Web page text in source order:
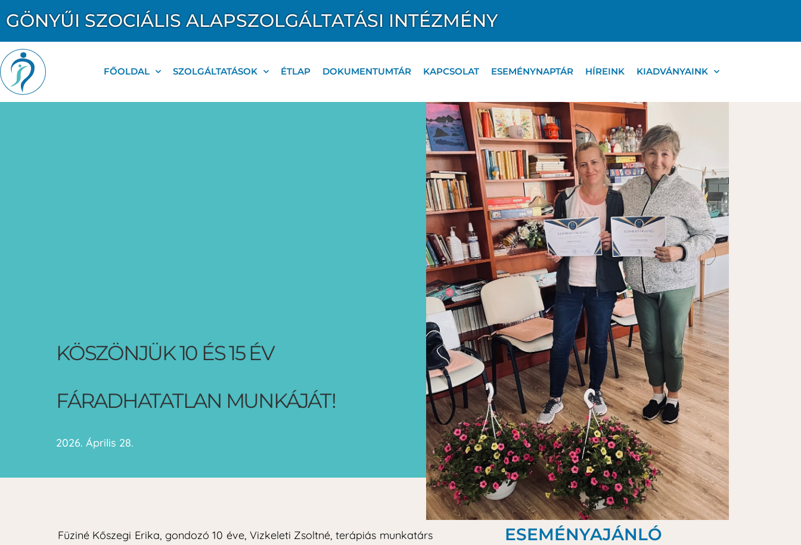
GÖNYŰI SZOCIÁLIS ALAPSZOLGÁLTATÁSI INTÉZMÉNY
FŐOLDAL SZOLGÁLTATÁSOK ÉTLAP DOKUMENTUMTÁR KAPCSOLAT ESEMÉNYNAPTÁR HÍREINK KIADVÁNYAINK
KÖSZÖNJÜK 10 ÉS 15 ÉV
FÁRADHATATLAN MUNKÁJÁT!
2026. Április 28.
Füziné Kőszegi Erika, gondozó 10 éve, Vizkeleti Zsoltné, terápiás munkatárs
ESEMÉNYAJÁNLÓ